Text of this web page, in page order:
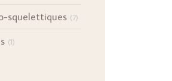
squelettiques (7)
(1)